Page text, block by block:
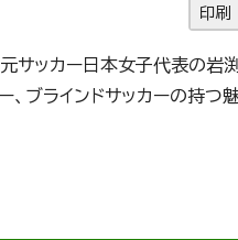
印刷
ッカー日本女子代表の岩渕
ブラインドサッカーの持